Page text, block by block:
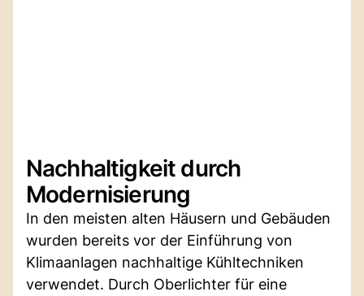
Nachhaltigkeit durch
Modernisierung
In den meisten alten Häusern und Gebäuden
wurden bereits vor der Einführung von
Klimaanlagen nachhaltige Kühltechniken
verwendet. Durch Oberlichter für eine